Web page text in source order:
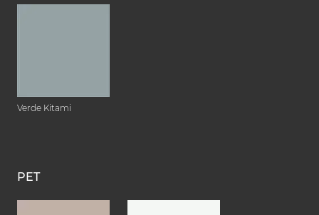
Verde Kitami
PET